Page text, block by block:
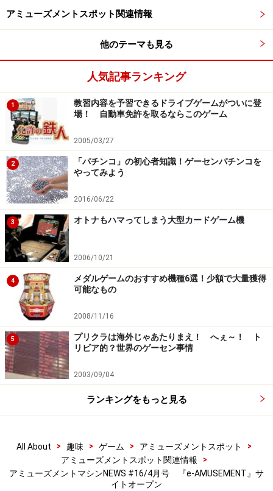
駐車場台数：1000台(「湯・遊・食アリーナ」全体)
セガ公式ページ
※記事内容は執筆時点のものです。最新の内容をご確認くださ
い。
アミューズメントスポット関連情報
他のテーマも見る
人気記事ランキング
1
教習内容を予習できるドライブゲームがついに登
場！ 自動車免許を取るならこのゲーム
2005/03/27
2
「パチンコ」の初心者知識！ゲーセンパチンコを
やってみよう
2016/06/22
3 オトナもハマってしまう大型カードゲーム機
2006/10/21
4
メダルゲームのおすすめ機種6選！少額で大量獲得
可能なもの
2008/11/16
5
プリクラは海外じゃあたりまえ！ へぇ～！ ト
リビア的？世界のゲーセン事情
2003/09/04
ランキングをもっと見る
All About > 趣味 > ゲーム > アミューズメントスポット
>
アミューズメントスポット関連情報
>
アミューズメントマシンNEWS #16/4月号 『e-AMUSEMENT』サ
イトオープン